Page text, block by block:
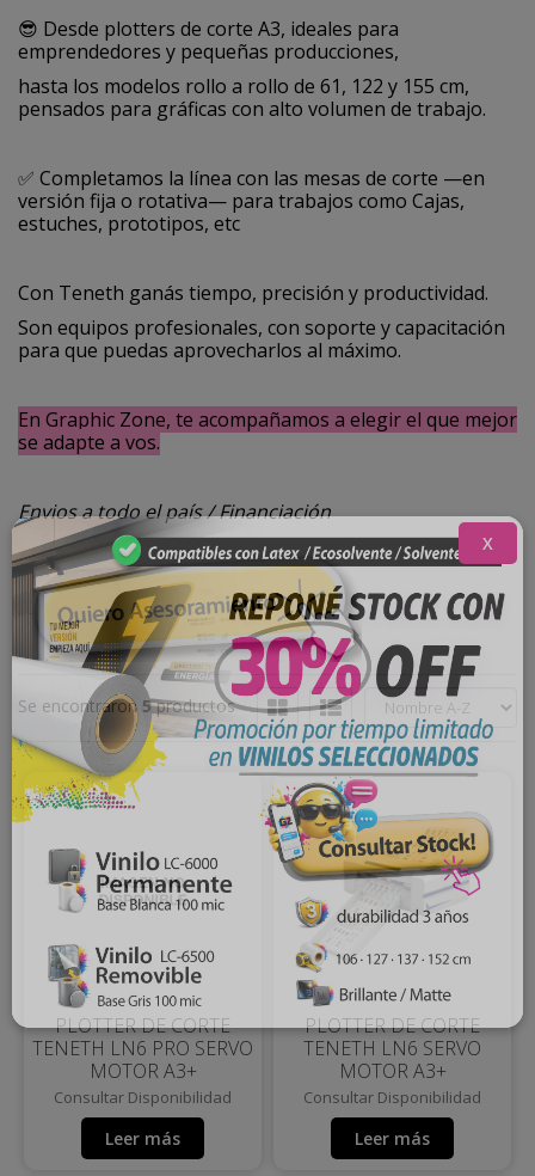
😎 Desde plotters de corte A3, ideales para
emprendedores y pequeñas producciones,
hasta los modelos rollo a rollo de 61, 122 y 155 cm,
pensados para gráficas con alto volumen de trabajo.
✅ Completamos la línea con las mesas de corte —en
versión fija o rotativa— para trabajos como Cajas,
estuches, prototipos, etc
Con Teneth ganás tiempo, precisión y productividad.
Son equipos profesionales, con soporte y capacitación
para que puedas aprovecharlos al máximo.
En Graphic Zone, te acompañamos a elegir el que mejor
se adapte a vos.
Envios a todo el país / Financiación
Se encontraron 5productos
PLOTTER DE CORTE
TENETH LN6 PRO SERVO
MOTOR A3+
Consultar Disponibilidad
Leer más
PLOTTER DE CORTE
TENETH LN6 SERVO
MOTOR A3+
Consultar Disponibilidad
Leer más
X